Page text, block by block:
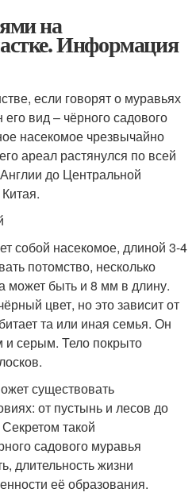
на
Информация
если говорят о муравьях
вид – чёрного садового
насекомое чрезвычайно
ареал растянулся по всей
до Центральной
собой насекомое, длиной 3-4
потомство, несколько
может быть и 8 мм в длину.
цвет, но это зависит от
та или иная семья. Он
и серым. Тело покрыто
существовать
от пустынь и лесов до
такой
садового муравья
длительность жизни
её образования.